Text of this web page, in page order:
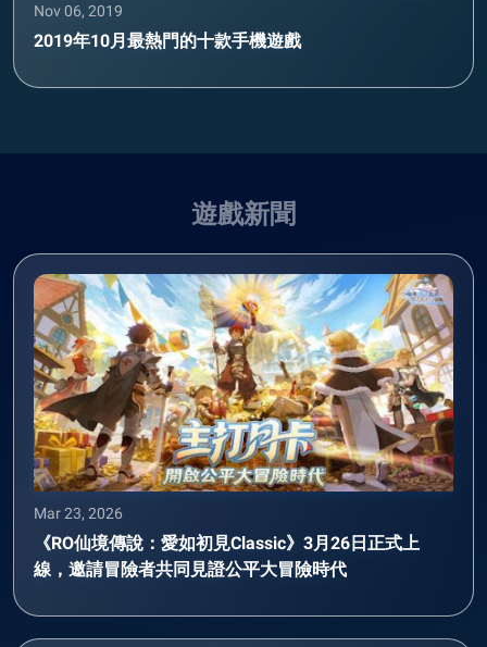
Nov 06, 2019
2019年10月最熱門的十款手機遊戲
遊戲新聞
Mar 23, 2026
《RO仙境傳說：愛如初見Classic》3月26日正式上
線，邀請冒險者共同見證公平大冒險時代